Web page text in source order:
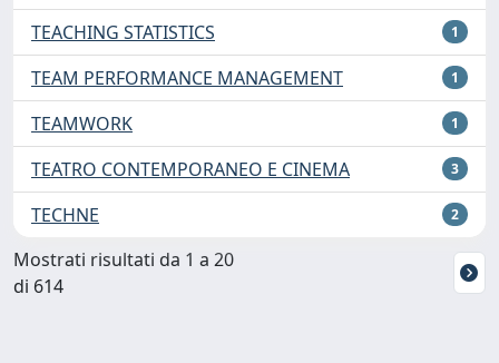
TEACHING STATISTICS 1
TEAM PERFORMANCE MANAGEMENT 1
TEAMWORK 1
TEATRO CONTEMPORANEO E CINEMA 3
TECHNE 2
Mostrati risultati da 1 a 20
di 614